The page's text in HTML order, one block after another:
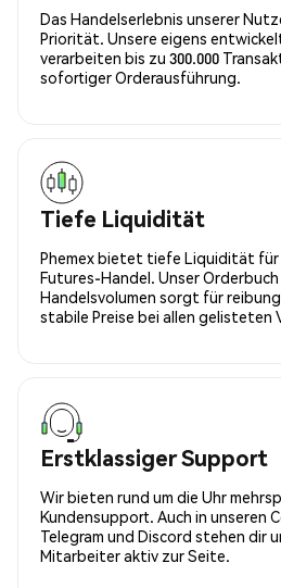
Das Handelserlebnis unserer
Priorität. Unsere eigens
verarbeiten bis zu 300.000
sofortiger Orderausführung.
Tiefe Liquidität
Phemex bietet tiefe Liquidität
Futures-Handel. Unser
Handelsvolumen sorgt für
stabile Preise bei allen gelisteten
Erstklassiger Support
Wir bieten rund um die Uhr
Kundensupport. Auch in unseren
Telegram und Discord stehen dir
Mitarbeiter aktiv zur Seite.